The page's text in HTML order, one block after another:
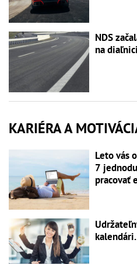
NDS
na
KARIÉRA A
Leto vás
7
pracovať